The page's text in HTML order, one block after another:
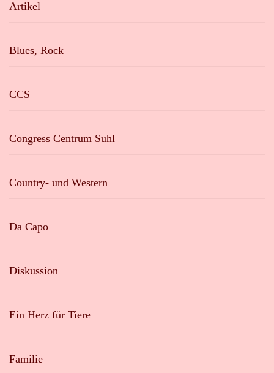
Artikel
Blues, Rock
CCS
Congress Centrum Suhl
Country- und Western
Da Capo
Diskussion
Ein Herz für Tiere
Familie